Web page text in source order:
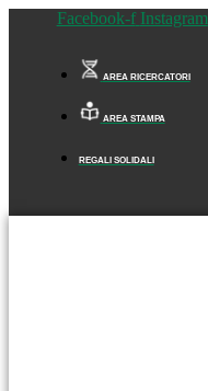
Facebook-f Instagram
AREA RICERCATORI
AREA STAMPA
REGALI SOLIDALI